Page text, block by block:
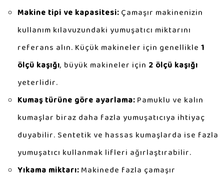
Makine tipi ve kapasitesi:Çamaşır makinenizin
kullanım kılavuzundaki yumuşatıcı miktarını
referans alın. Küçük makineler için genellikle 1
ölçü kaşığı, büyük makineler için 2 ölçü kaşığı
yeterlidir.
Kumaş türüne göre ayarlama:Pamuklu ve kalın
kumaşlar biraz daha fazla yumuşatıcıya ihtiyaç
duyabilir. Sentetik ve hassas kumaşlarda ise fazla
yumuşatıcı kullanmak lifleri ağırlaştırabilir.
Yıkama miktarı:Makinede fazla çamaşır